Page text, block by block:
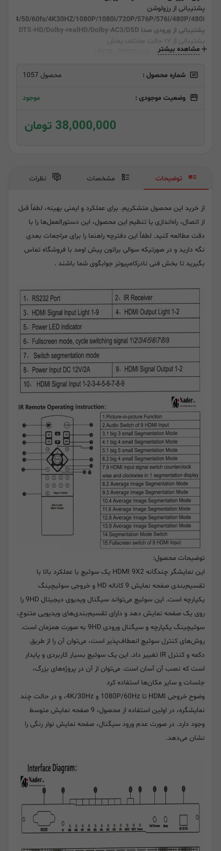
پشتیبانی از رزولوشن
24/50/60fs/4K30HZ/1080P/1080i/720P/576P/576i/480P/480i
پشتیبانی از ورودی صدا DTS-HD/Dolby-realHD/Dolby-AC3/DSD
پشتیبانی از خروجی صدا LPCM , PCM2
دارای پورت RS232 جهت اتصال
مشاهده بیشتر
شماره محصول : محصول 1057
وضعیت موجودی : موجود
38,000,000 تومان
از خرید این محصول متشکریم. برای عملکرد و ایمنی بهینه، لطفاً قبل
از اتصال، راه‌اندازی یا تنظیم این محصول، این دستورالعمل‌ها را با
دقت مطالعه کنید. لطفاً این دفترچه راهنما را برای مراجعات بعدی
نگه دارید و در صورتیکه سوالی براتون پیش اومد با فروشگاه تماس
بگیرید تا بخش فنی نادرکامپیوتر جوابگوی شما باشند .
توضیحات محصول:
این نمایشگر چندگانه HDMI 9X2 یک سوئیچ با عملکرد بالا با
تقسیم‌بندی صفحه نمایش 9 کاناله HD و خروجی سوئیچینگ
یکپارچه است. این سوئیچ می‌تواند سیگنال ویدیوی دیجیتال 9HD را
روی یک صفحه نمایش دهد و دارای تقسیم‌بندی‌های ویدیویی متنوع،
سوئیچینگ یکپارچه و سیگنال ورودی 9HD به صورت همزمان است.
روش‌های کنترل سوئیچ انعطاف‌پذیر است، می‌توان آن را از طریق
دکمه و کنترل IR تغییر داد. این یک سوئیچ بسیار کاربردی و پایدار
است که نصب آن آسان است. می‌توان از آن در پروژه‌های بزرگ،
جلسات و سایر مکان‌ها استفاده کرد
وضوح خروجی HDMI تا 1080P/60Hz و 4K/30Hz، و در حالت چند
نمایشگره، در اولین استفاده از محصول، 9 صفحه نمایش متوسط ​​
وجود دارد. در صورت عدم ورود سیگنال، صفحه نمایش نوار رنگی را
نشان می‌دهد.